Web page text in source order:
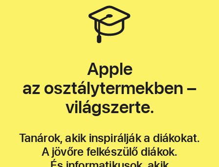
Apple
az osztálytermekben –
világszerte.
Tanárok, akik inspirálják a diákokat.
A jövőre felkészülő diákok.